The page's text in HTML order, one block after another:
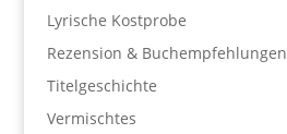
Lyrische Kostprobe
Rezension & Buchempfehlungen
Titelgeschichte
Vermischtes